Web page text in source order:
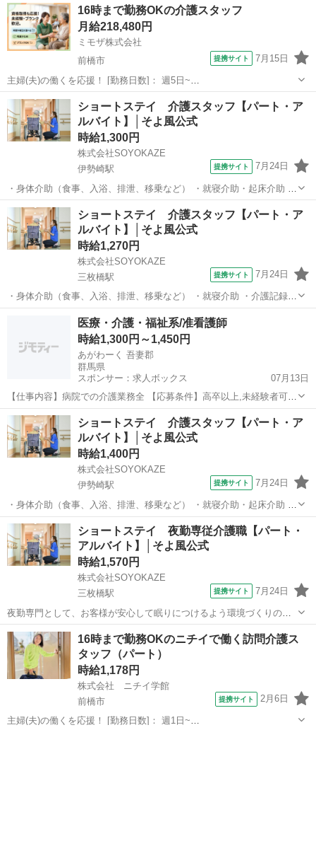
16時まで勤務OKの介護スタッフ
月給218,480円
ミモザ株式会社
前橋市
提携サイト 7月15日
主婦(夫)の働くを応援！ [勤務日数]： 週5日~
07:00~16:00/08:30~17:30/10:00~19:00/16:00~10:00 月/火/水/木/金/土/
日 などから選べます [勤務地・最寄駅]： 群馬...
群馬 前橋市 その他
ショートステイ 介護スタッフ【パート・ア
ルバイト】│そよ風公式
時給1,300円
株式会社SOYOKAZE
伊勢崎駅
提携サイト 7月24日
・身体介助（食事、入浴、排泄、移乗など） ・就寝介助・起床介助 ・
介護記録の書類への記入（ご利用報告など、簡単なＰＣ操作） ・機能
訓練補助業務 ・レクリエーションや体操の実施 ・清掃、洗濯などの間
接業務 ・食事の準備、お茶と...
群馬 伊勢崎市 伊勢崎駅 介護
ショートステイ 介護スタッフ【パート・ア
ルバイト】│そよ風公式
時給1,270円
株式会社SOYOKAZE
三枚橋駅
提携サイト 7月24日
・身体介助（食事、入浴、排泄、移乗など） ・就寝介助 ・介護記録の
書類への記入（ご利用報告など、簡単なＰＣ操作） ・機能訓練補助業
務 ・レクリエーションや体操の実施 ・清掃、洗濯などの間接業務 ・
食事の準備、お茶とおやつ出し...
太田市 三枚橋駅 介護
医療・介護・福祉系/准看護師
時給1,300円～1,450円
あがわーく 吾妻郡
群馬県
スポンサー：求人ボックス
07月13日
【仕事内容】病院での介護業務全 【応募条件】高卒以上,未経験者可,
要 正看護師資格 【特徴】日勤/夜勤/昇給あり/賞与あり R6.11眼科も開
設!地域の医療と介護を支える草津こまくさ病院 看護正職員募集
【PR】病院:内科、整形外...
アルバイト・パート
ショートステイ 介護スタッフ【パート・ア
ルバイト】│そよ風公式
時給1,400円
株式会社SOYOKAZE
伊勢崎駅
提携サイト 7月24日
・身体介助（食事、入浴、排泄、移乗など） ・就寝介助・起床介助 ・
介護記録の書類への記入（ご利用報告など、簡単なＰＣ操作） ・機能
訓練補助業務 ・レクリエーションや体操の実施 ・清掃、洗濯などの間
接業務 ・食事の準備、お茶と...
群馬 伊勢崎市 伊勢崎駅 介護
ショートステイ 夜勤専従介護職【パート・
アルバイト】│そよ風公式
時給1,570円
株式会社SOYOKAZE
三枚橋駅
提携サイト 7月24日
夜勤専門として、お客様が安心して眠りにつけるよう環境づくりのお
仕事です。 空き時間にはフロア清掃や記録とり、洗濯、雑務などをお
願いします。 夜勤シフト帯の生活全般の介助・食事介助、各書類作成
等を行っていただきます。 ・食...
群馬 太田市 三枚橋駅
16時まで勤務OKのニチイで働く訪問介護ス
タッフ（パート）
時給1,178円
株式会社 ニチイ学館
前橋市
提携サイト 2月6日
主婦(夫)の働くを応援！ [勤務日数]： 週1日~